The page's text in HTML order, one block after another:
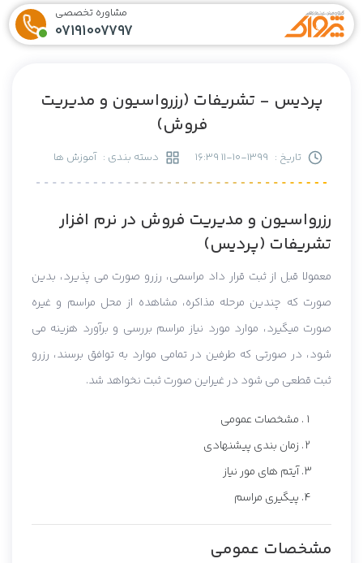
مشاوره تخصصی
07191007797
پردیس - تشریفات (رزرواسیون و مدیریت
فروش)
تاریخ : 1399-10-11 16:39 دسته بندی : آموزش ها
رزرواسیون و مدیریت فروش در نرم افزار
تشریفات (پردیس)
معمولا قبل از ثبت قرار داد مراسمی، رزرو صورت می پذیرد، بدین
صورت که چندین مرحله مذاکره، مشاهده از محل مراسم و غیره
صورت میگیرد، موارد مورد نیاز مراسم بررسی و برآورد هزینه می
شود، در صورتی که طرفین در تمامی موارد به توافق برسند، رزرو
ثبت قطعی می شود در غیراین صورت ثبت نخواهد شد.
مشخصات عمومی
زمان بندی پیشنهادی
آیتم های مور نیاز
پیگیری مراسم
مشخصات عمومی